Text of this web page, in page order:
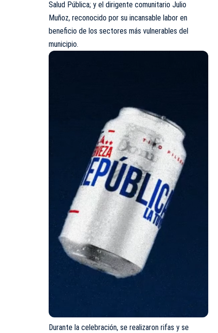
Salud Pública; y el dirigente comunitario Julio
Muñoz, reconocido por su incansable labor en
beneficio de los sectores más vulnerables del
municipio.
Durante la celebración, se realizaron rifas y se